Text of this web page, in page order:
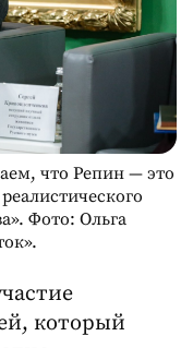
что Репин — это
Фото: Ольга
который